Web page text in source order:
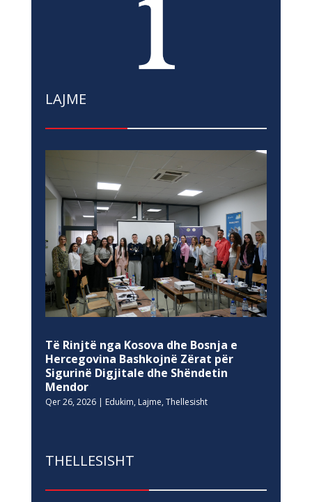
LAJME
Të Rinjtë nga Kosova dhe Bosnja e
Hercegovina Bashkojnë Zërat për
Sigurinë Digjitale dhe Shëndetin
Mendor
Qer 26, 2026| Edukim, Lajme, Thellesisht
THELLESISHT